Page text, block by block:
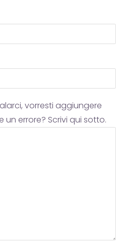
vorresti aggiungere
errore? Scrivi qui sotto.